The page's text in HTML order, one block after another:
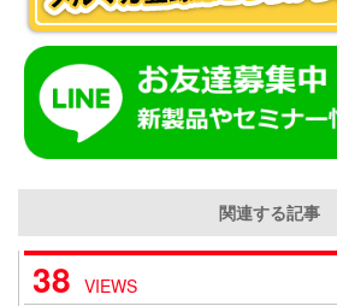
関連する記事
38 VIEWS